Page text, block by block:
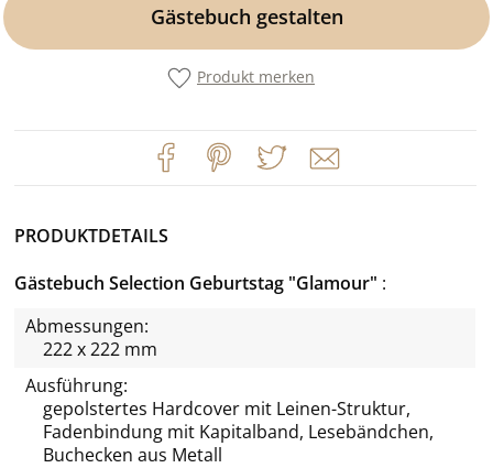
Gästebuch gestalten
Produkt merken
PRODUKTDETAILS
Gästebuch Selection Geburtstag "Glamour"
Abmessungen:
222 x 222 mm
Ausführung:
gepolstertes Hardcover mit Leinen-Struktur,
Fadenbindung mit Kapitalband, Lesebändchen,
Buchecken aus Metall